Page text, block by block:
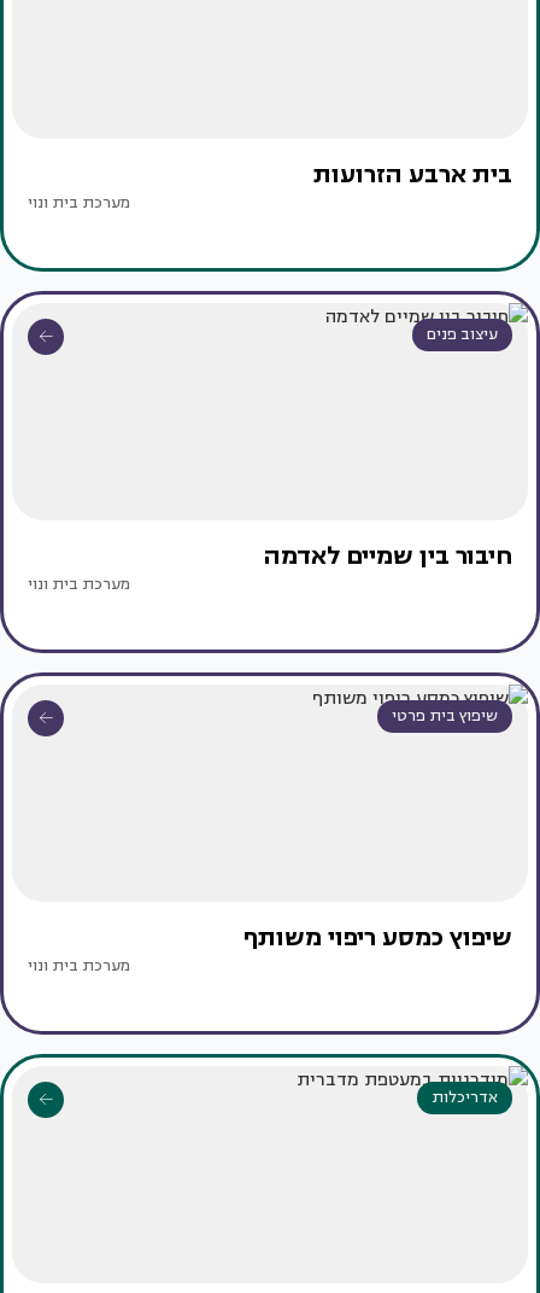
בית ארבע הזרועות
מערכת בית ונוי
עיצוב פנים
חיבור בין שמיים לאדמה
מערכת בית ונוי
שיפוץ בית פרטי
שיפוץ כמסע ריפוי משותף
מערכת בית ונוי
אדריכלות